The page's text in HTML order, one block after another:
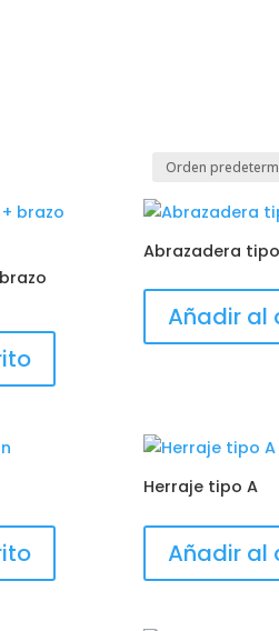
Abrazadera
Añadir al
Herraje tipo A
Añadir al